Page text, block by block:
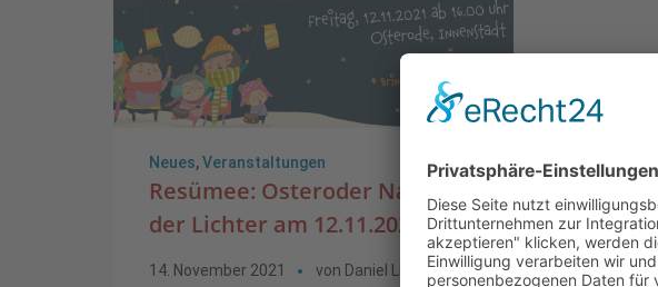
0
Neues,Veranstaltungen
Resümee: Osteroder Nacht
der Lichter am 12.11.2021
14. November 2021 von Daniel Li